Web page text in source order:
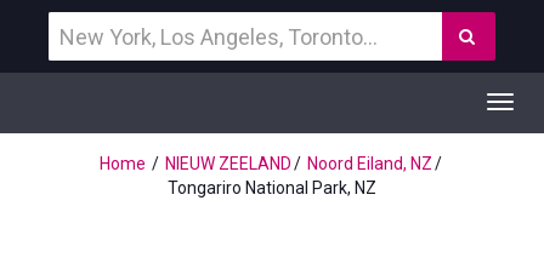
een
bestemming
Home
NIEUW ZEELAND
Noord Eiland, NZ
Tongariro National Park, NZ